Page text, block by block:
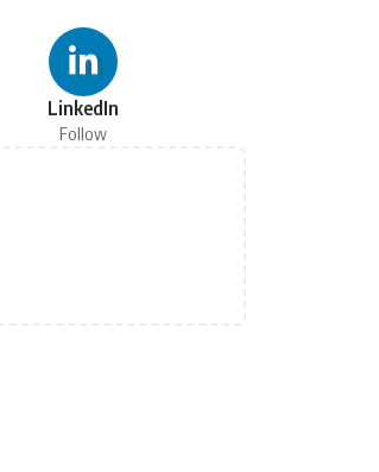
LinkedIn
Follow